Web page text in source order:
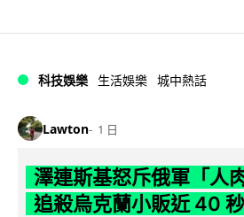
科技娛樂 生活娛樂 城中熱話
Lawton 1 日
澤連斯基怒斥俄軍「人
追殺烏克蘭小販近 40